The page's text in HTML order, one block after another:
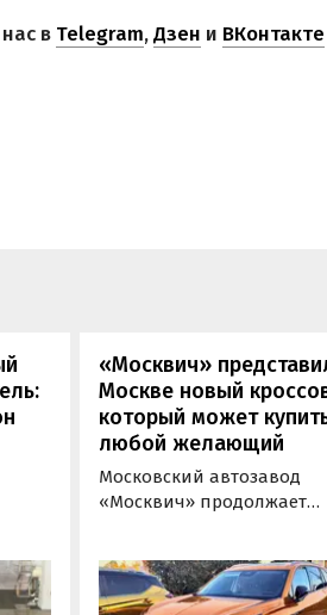
в Telegram,Дзен и ВКонтакте
«Москвич»
Москве новый
который может
любой желающий
Московский автозавод
«Москвич» продолжает
которые сейчас растет.
на автомобильном